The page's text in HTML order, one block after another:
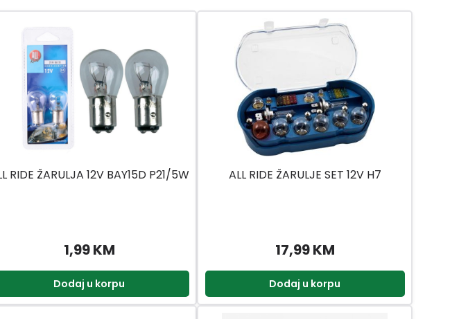
RIDE ŽARULJA 12V BAY15D P21/5W
1,99 KM
Dodaj u korpu
ALL RIDE ŽARULJE SET 12V H7
17,99 KM
Dodaj u korpu